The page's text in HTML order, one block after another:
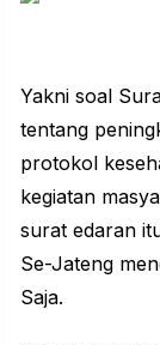
Yakni soal
tentang
protokol
kegiatan
surat edaran
Se-Jateng
Saja.